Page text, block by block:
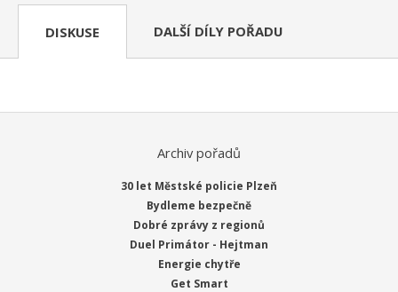
DISKUSE DALŠÍ DÍLY POŘADU
Archiv pořadů
30 let Městské policie Plzeň
Bydleme bezpečně
Dobré zprávy z regionů
Duel Primátor - Hejtman
Energie chytře
Get Smart